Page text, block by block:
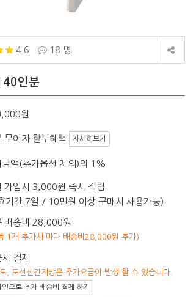
4.6 18 명
인분
원
무이자 할부혜택 자세히보기
금액(추가옵션 제외)의 1%
가입시 3,000원 즉시 적립
기간 7일 / 10만원 이상 구매시 사용가능)
배송비 28,000원
1개 추가시 마다 배송비28,000원 추가)
결제
, 도선산간지방은 추가요금이 발생 할 수 있습니다.
인으로 추가 배송비 결제 하기